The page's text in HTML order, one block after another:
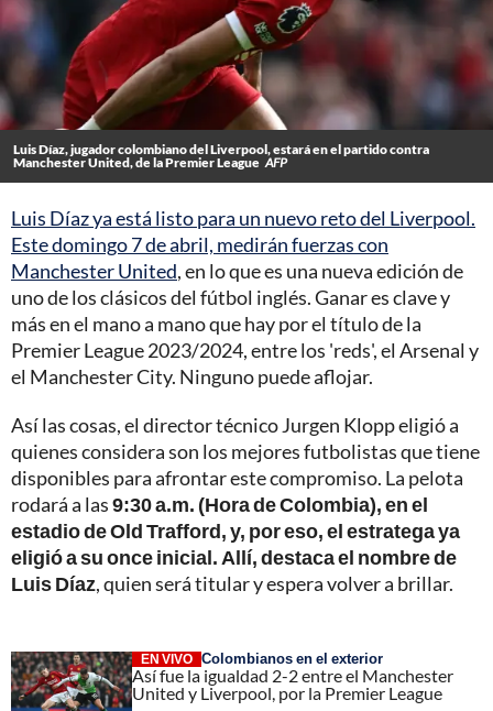
Luis Díaz, jugador colombiano del Liverpool, estará en el partido contra
Manchester United, de la Premier League AFP
Luis Díaz ya está listo para un nuevo reto del Liverpool.
Este domingo 7 de abril, medirán fuerzas con
Manchester United, en lo que es una nueva edición de
uno de los clásicos del fútbol inglés. Ganar es clave y
más en el mano a mano que hay por el título de la
Premier League 2023/2024, entre los 'reds', el Arsenal y
el Manchester City. Ninguno puede aflojar.
Así las cosas, el director técnico Jurgen Klopp eligió a
quienes considera son los mejores futbolistas que tiene
disponibles para afrontar este compromiso. La pelota
rodará a las9:30 a.m. (Hora de Colombia), en el
estadio de Old Trafford, y, por eso, el estratega ya
eligió a su once inicial. Allí, destaca el nombre de
Luis Díaz, quien será titular y espera volver a brillar.
EN VIVO Colombianos en el exterior
Así fue la igualdad 2-2 entre el Manchester
United y Liverpool, por la Premier League